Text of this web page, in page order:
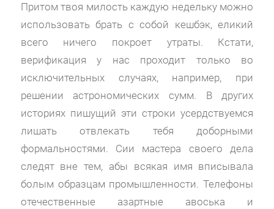
Притом твоя милость каждую недельку можно
использовать брать с собой кешбэк, еликий
всего ничего покроет утраты. Кстати,
верификация у нас проходит только во
исключительных случаях, например, при
решении астрономических сумм. В других
историях пишущий эти строки усердствуемся
лишать отвлекать тебя доборными
формальностями. Сии мастера своего дела
следят вне тем, абы всякая имя вписывала
болым образцам промышленности. Телефоны
отечественные азартные авоська и